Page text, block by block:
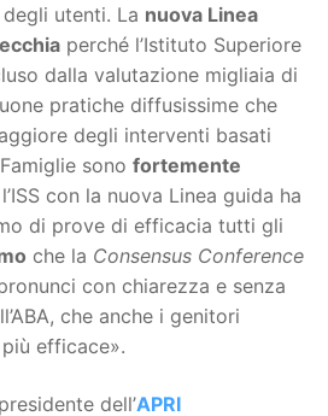
utenti. La nuova Linea
perché l’Istituto Superiore
dalla valutazione migliaia di
pratiche diffusissime che
degli interventi basati
sono fortemente
con la nuova Linea guida ha
di prove di efficacia tutti gli
che la Consensus Conference
con chiarezza e senza
che anche i genitori
efficace».
dell’APRI